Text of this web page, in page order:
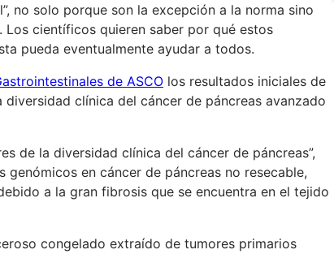
no solo porque son la excepción a la norma sino
científicos quieren saber por qué estos
pueda eventualmente ayudar a todos.
de ASCO los resultados iniciales de
clínica del cáncer de páncreas avanzado
de la diversidad clínica del cáncer de páncreas”,
genómicos en cáncer de páncreas no resecable,
a la gran fibrosis que se encuentra en el tejido
congelado extraído de tumores primarios